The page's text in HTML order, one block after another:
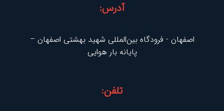
آدرس:
اصفهان - فرودگاه بین‌المللی شهید بهشتی اصفهان –
پایانه بار هوایی
تلفن: